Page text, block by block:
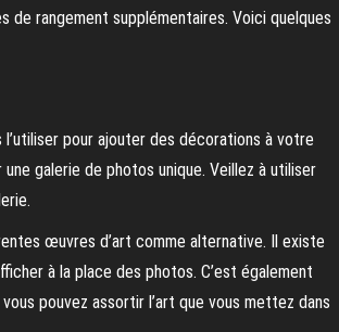
rangement supplémentaires. Voici quelques
pour ajouter des décorations à votre
galerie de photos unique. Veillez à utiliser
œuvres d’art comme alternative. Il existe
à la place des photos. C’est également
pouvez assortir l’art que vous mettez dans